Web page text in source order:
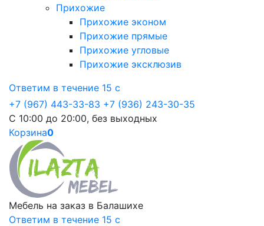
Прихожие
Прихожие эконом
Прихожие прямые
Прихожие угловые
Прихожие эксклюзив
Ответим в течение 15 с
+7 (967) 443-33-83 +7 (936) 243-30-35
С 10:00 до 20:00, без выходных
Корзина0
Мебель на заказ в Балашихе
Ответим в течение 15 с